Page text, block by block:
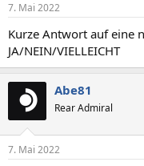
7. Mai 2022
Kurze Antwort auf eine
JA/NEIN/VIELLEICHT
Abe81
Rear Admiral
7. Mai 2022